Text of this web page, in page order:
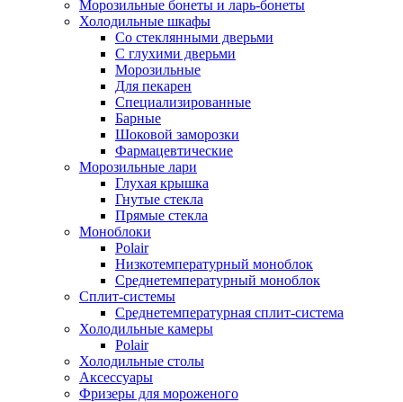
Морозильные бонеты и ларь-бонеты
Холодильные шкафы
Со стеклянными дверьми
С глухими дверьми
Морозильные
Для пекарен
Специализированные
Барные
Шоковой заморозки
Фармацевтические
Морозильные лари
Глухая крышка
Гнутые стекла
Прямые стекла
Моноблоки
Polair
Низкотемпературный моноблок
Среднетемпературный моноблок
Сплит-системы
Среднетемпературная сплит-система
Холодильные камеры
Polair
Холодильные столы
Аксессуары
Фризеры для мороженого